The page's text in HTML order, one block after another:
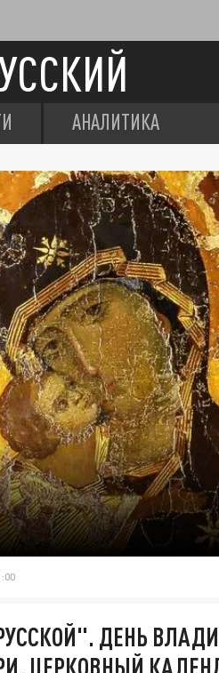
АНАЛИТИКА
ДЕНЬ